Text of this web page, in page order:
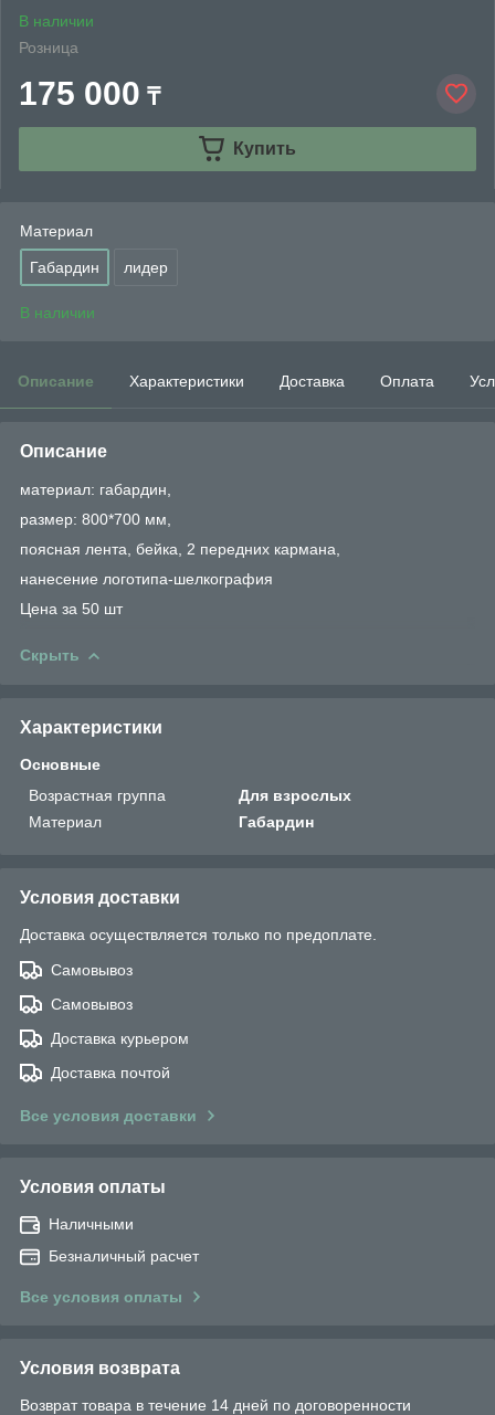
В наличии
Розница
175 000 ₸
Купить
Материал
Габардин лидер
В наличии
Описание Характеристики Доставка Оплата
Описание
материал: габардин,
размер: 800*700 мм,
поясная лента, бейка, 2 передних кармана,
нанесение логотипа-шелкография
Цена за 50 шт
Скрыть
Характеристики
Основные
Возрастная группа
Для взрослых
Материал
Габардин
Условия доставки
Доставка осуществляется только по предоплате.
Самовывоз
Самовывоз
Доставка курьером
Доставка почтой
Все условия доставки
Условия оплаты
Наличными
Безналичный расчет
Все условия оплаты
Условия возврата
Возврат товара в течение 14 дней по договоренности